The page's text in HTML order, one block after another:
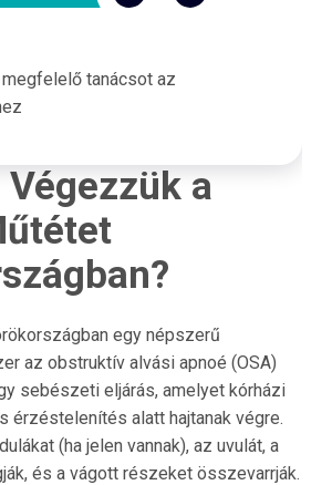
megfelelő tanácsot az
a
egy népszerű
az obstruktív alvási apnoé (OSA)
sebészeti eljárás, amelyet kórházi
érzéstelenítés alatt hajtanak végre.
(ha jelen vannak), az uvulát, a
és a vágott részeket összevarrják.